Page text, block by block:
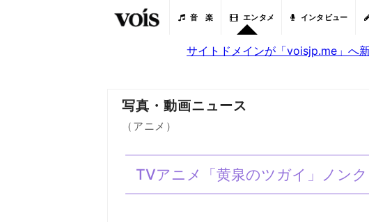
音 楽 エンタメ インタビュー
サイトドメインが「voisjp.me」へ
写真・動画ニュース
（アニメ）
TVアニメ「黄泉のツガイ」ノン